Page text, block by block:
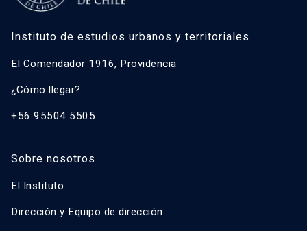
Instituto de estudios urbanos y territoriales
El Comendador 1916, Providencia
¿Cómo llegar?
+56 95504 5505
Sobre nosotros
El Instituto
Dirección y Equipo de dirección